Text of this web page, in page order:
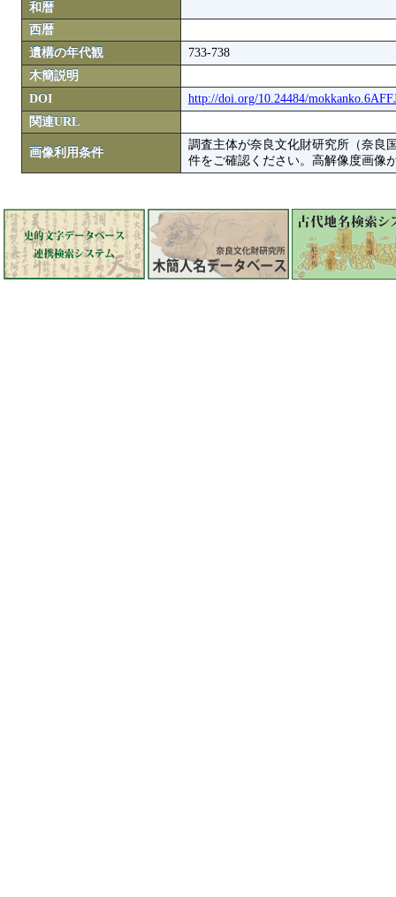
和暦
西暦
遺構の年代観
733-738
木簡説明
DOI
http://doi.org/10.24484/
関連URL
画像利用条件
調査主体が奈良文化財研究所（奈良
件をご確認ください。高解像度画像